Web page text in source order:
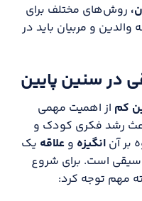
روش‌های مختلف برای
و مربیان باید در
در سنین پایین
کم از اهمیت مهمی
رشد فکری کودک و
بر آنانگیزه وعلاقه یک
است. برای شروع
مهم توجه کرد: